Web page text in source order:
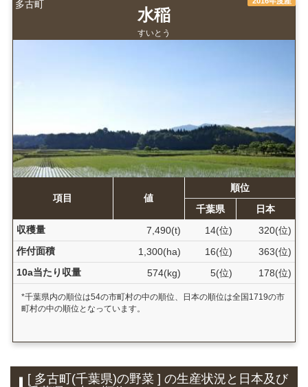
多古町
水稲
すいとう
項目 値
順位
千葉県
日本
収穫量
7,490(t) 14(位)
320(位)
作付面積
1,300(ha) 16(位)
363(位)
10a当たり収量
574(kg) 5(位) 178(位)
*千葉県内の順位は54の市町村の中の順位、日本の順位は全国1719の市
町村の中の順位となっています。
[ 多古町(千葉県)の野菜 ] の生産状況と日本及び